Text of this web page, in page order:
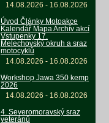
14.08.2026 - 16.08.2026
Úvod Články Motoakce
Kalendář Mapa Archív akcí
Vstupenky 17.
Melechovský okruh a sraz
motocyklů
14.08.2026 - 16.08.2026
Workshop Jawa 350 kemp
2026
14.08.2026 - 16.08.2026
4. Severomoravský sraz
veteránů